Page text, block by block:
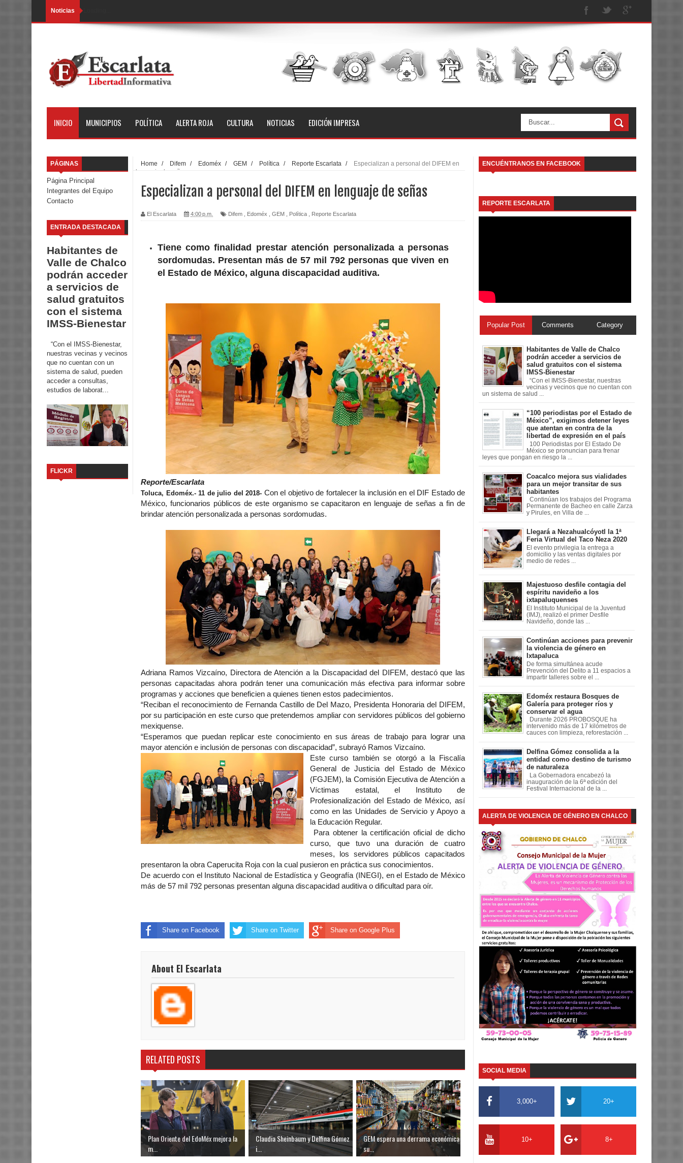
Noticias
INICIO MUNICIPIOS POLÍTICA ALERTA ROJA CULTURA NOTICIAS EDICIÓN IMPRESA
PÁGINAS
Página Principal
Integrantes del Equipo
Contacto
ENTRADA DESTACADA
Habitantes de
Valle de Chalco
podrán acceder
a servicios de
salud gratuitos
con el sistema
IMSS-Bienestar
“Con el IMSS-Bienestar,
nuestras vecinas y vecinos
que no cuentan con un
sistema de salud, pueden
acceder a consultas,
estudios de laborat...
FLICKR
Home / Difem / Edoméx / GEM / Política / Reporte Escarlata /
Especializan a personal del DIFEM en
lenguaje de señas
Especializan a personal del DIFEM en lenguaje de señas
El Escarlata 4:00 p.m. Difem Edoméx GEM Política Reporte Escarlata
Tiene como finalidad prestar atención personalizada a personas
sordomudas. Presentan más de 57 mil 792 personas que viven en
el Estado de México, alguna discapacidad auditiva.
Reporte/Escarlata
Toluca, Edoméx.- 11 de julio del 2018- Con el objetivo de fortalecer la inclusión en el DIF Estado de
México, funcionarios públicos de este organismo se capacitaron en lenguaje de señas a fin de
brindar atención personalizada a personas sordomudas.
Adriana Ramos Vizcaíno, Directora de Atención a la Discapacidad del DIFEM, destacó que las
personas capacitadas ahora podrán tener una comunicación más efectiva para informar sobre
programas y acciones que beneficien a quienes tienen estos padecimientos.
“Reciban el reconocimiento de Fernanda Castillo de Del Mazo, Presidenta Honoraria del DIFEM,
por su participación en este curso que pretendemos ampliar con servidores públicos del gobierno
mexiquense.
“Esperamos que puedan replicar este conocimiento en sus áreas de trabajo para lograr una
mayor atención e inclusión de personas con discapacidad”, subrayó Ramos Vizcaíno.
Este curso también se otorgó a la Fiscalía
General de Justicia del Estado de México
(FGJEM), la Comisión Ejecutiva de Atención a
Víctimas estatal, el Instituto de
Profesionalización del Estado de México, así
como en las Unidades de Servicio y Apoyo a
la Educación Regular.
Para obtener la certificación oficial de dicho
curso, que tuvo una duración de cuatro
meses, los servidores públicos capacitados
presentaron la obra Caperucita Roja con la cual pusieron en práctica sus conocimientos.
De acuerdo con el Instituto Nacional de Estadística y Geografía (INEGI), en el Estado de México
más de 57 mil 792 personas presentan alguna discapacidad auditiva o dificultad para oír.
Share on Facebook Share on Twitter Share on Google Plus
About El Escarlata
RELATED POSTS
Plan Oriente del EdoMéx mejora la
m...
Claudia Sheinbaum y Delfina Gómez
i...
GEM espera una derrama económica
su...
ENCUÉNTRANOS EN FACEBOOK
REPORTE ESCARLATA
Popular Post Comments Category
Habitantes de Valle de Chalco
podrán acceder a servicios de
salud gratuitos con el sistema
IMSS-Bienestar
“Con el IMSS-Bienestar, nuestras
vecinas y vecinos que no cuentan con
un sistema de salud ...
“100 periodistas por el Estado de
México”, exigimos detener leyes
que atentan en contra de la
libertad de expresión en el país
100 Periodistas por El Estado De
México se pronuncian para frenar
leyes que pongan en riesgo la ...
Coacalco mejora sus vialidades
para un mejor transitar de sus
habitantes
Continúan los trabajos del Programa
Permanente de Bacheo en calle Zarza
y Pirules, en Villa de ...
Llegará a Nezahualcóyotl la 1ª
Feria Virtual del Taco Neza 2020
El evento privilegia la entrega a
domicilio y las ventas digitales por
medio de redes ...
Majestuoso desfile contagia del
espíritu navideño a los
ixtapaluquenses
El Instituto Municipal de la Juventud
(IMJ), realizó el primer Desfile
Navideño, donde las ...
Continúan acciones para prevenir
la violencia de género en
Ixtapaluca
De forma simultánea acude
Prevención del Delito a 11 espacios a
impartir talleres sobre el ...
Edoméx restaura Bosques de
Galería para proteger ríos y
conservar el agua
Durante 2026 PROBOSQUE ha
intervenido más de 17 kilómetros de
cauces con limpieza, reforestación ...
Delfina Gómez consolida a la
entidad como destino de turismo
de naturaleza
La Gobernadora encabezó la
inauguración de la 6ª edición del
Festival Internacional de la ...
ALERTA DE VIOLENCIA DE GÉNERO EN CHALCO
SOCIAL MEDIA
3,000+ 20+
10+ 8+